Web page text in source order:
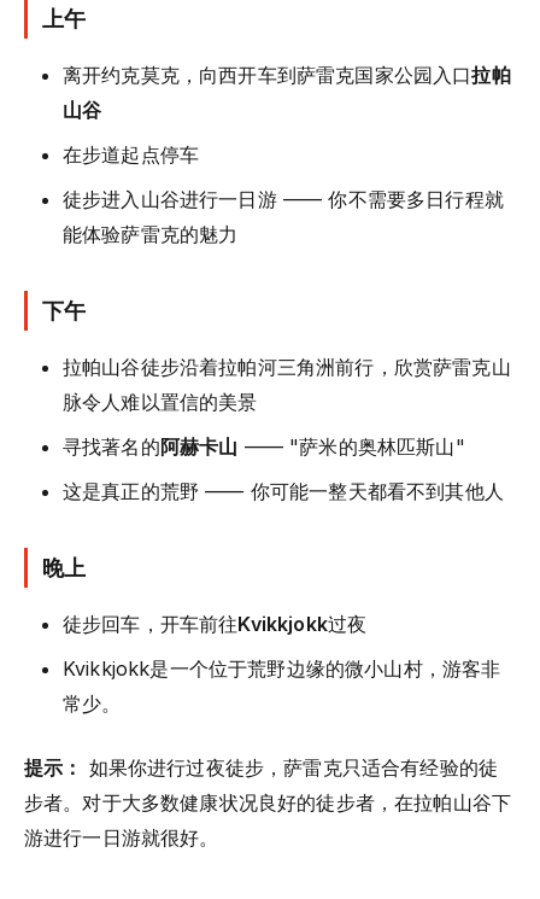
上午
离开约克莫克，向西开车到萨雷克国家公园入口拉帕
山谷
在步道起点停车
徒步进入山谷进行一日游 —— 你不需要多日行程就
能体验萨雷克的魅力
下午
拉帕山谷徒步沿着拉帕河三角洲前行，欣赏萨雷克山
脉令人难以置信的美景
寻找著名的阿赫卡山 —— "萨米的奥林匹斯山"
这是真正的荒野 —— 你可能一整天都看不到其他人
晚上
徒步回车，开车前往Kvikkjokk过夜
Kvikkjokk是一个位于荒野边缘的微小山村，游客非
常少。
提示： 如果你进行过夜徒步，萨雷克只适合有经验的徒
步者。对于大多数健康状况良好的徒步者，在拉帕山谷下
游进行一日游就很好。